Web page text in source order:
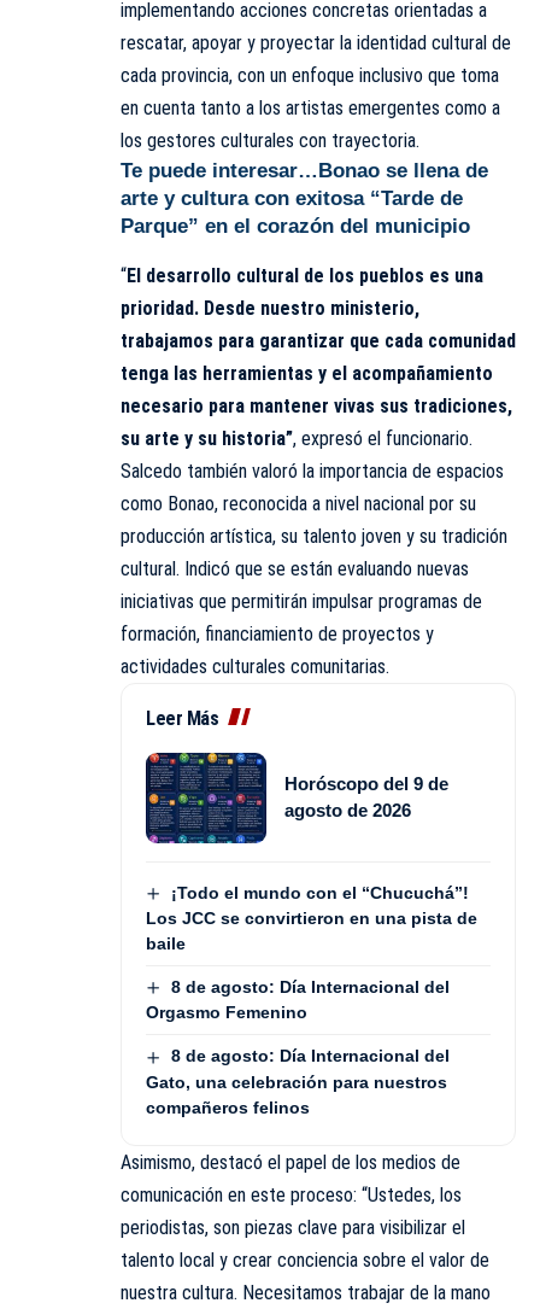
implementando acciones concretas orientadas a
rescatar, apoyar y proyectar la identidad cultural de
cada provincia, con un enfoque inclusivo que toma
en cuenta tanto a los artistas emergentes como a
los gestores culturales con trayectoria.
Te puede interesar… Bonao se llena de
arte y cultura con exitosa “Tarde de
Parque” en el corazón del municipio
“El desarrollo cultural de los pueblos es una
prioridad. Desde nuestro ministerio,
trabajamos para garantizar que cada comunidad
tenga las herramientas y el acompañamiento
necesario para mantener vivas sus tradiciones,
su arte y su historia”, expresó el funcionario.
Salcedo también valoró la importancia de espacios
como Bonao, reconocida a nivel nacional por su
producción artística, su talento joven y su tradición
cultural. Indicó que se están evaluando nuevas
iniciativas que permitirán impulsar programas de
formación, financiamiento de proyectos y
actividades culturales comunitarias.
Leer Más
Horóscopo del 9 de
agosto de 2026
¡Todo el mundo con el “Chucuchá”!
Los JCC se convirtieron en una pista de
baile
8 de agosto: Día Internacional del
Orgasmo Femenino
8 de agosto: Día Internacional del
Gato, una celebración para nuestros
compañeros felinos
Asimismo, destacó el papel de los medios de
comunicación en este proceso: “Ustedes, los
periodistas, son piezas clave para visibilizar el
talento local y crear conciencia sobre el valor de
nuestra cultura. Necesitamos trabajar de la mano